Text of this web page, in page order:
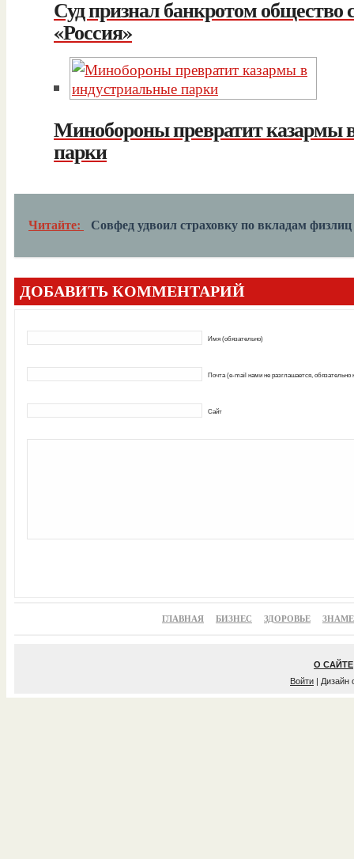
Суд признал банкротом общество
«Россия»
Минобороны превратит казармы
парки
Читайте: Совфед удвоил страховку по вкладам физлиц
ДОБАВИТЬ КОММЕНТАРИЙ
Имя (обязательно)
Почта (e-mail нами не разглашается, обязательно
Сайт
ГЛАВНАЯ БИЗНЕС ЗДОРОВЬЕ
О САЙТЕ
Войти | Дизайн